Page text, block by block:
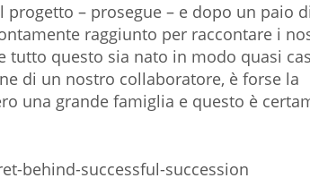
progetto – prosegue – e dopo un paio di
raggiunto per raccontare i
tutto questo sia nato in modo quasi
di un nostro collaboratore, è forse la
una grande famiglia e questo è
behind-successful-succession